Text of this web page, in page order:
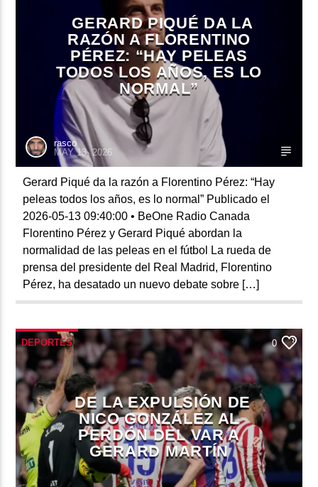
CURRENT SHOW
FIESTA DJ MIX
9:00 PM 12:00 AM
Beone Radio
GERARD PIQUÉ DA LA
RAZÓN A FLORENTINO
PÉREZ: “HAY PELEAS
TODOS LOS AÑOS, ES LO
NORMAL”
rasco
MAY 13, 2026
Gerard Piqué da la razón a Florentino Pérez: “Hay
peleas todos los años, es lo normal” Publicado el
2026-05-13 09:40:00 • BeOne Radio Canada
Florentino Pérez y Gerard Piqué abordan la
normalidad de las peleas en el fútbol La rueda de
prensa del presidente del Real Madrid, Florentino
Pérez, ha desatado un nuevo debate sobre […]
DEPORTES 0
DE LA EXPULSIÓN DE
NICO GONZÁLEZ AL
PERDÓN DEL VAR A
GERARD MARTÍN